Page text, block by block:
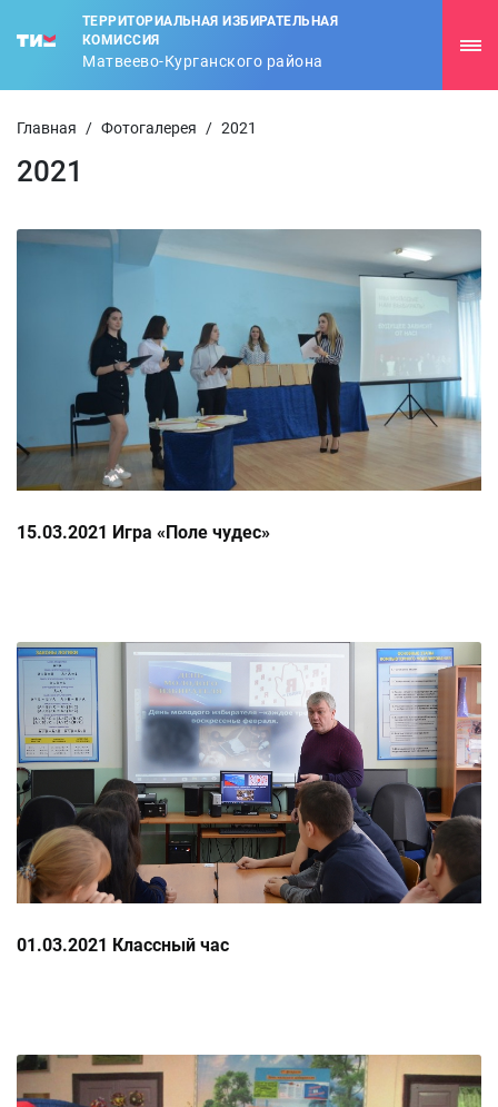
ТЕРРИТОРИАЛЬНАЯ ИЗБИРАТЕЛЬНАЯ
КОМИССИЯ
Матвеево-Курганского района
Главная / Фотогалерея / 2021
2021
15.03.2021 Игра «Поле чудес»
01.03.2021 Классный час